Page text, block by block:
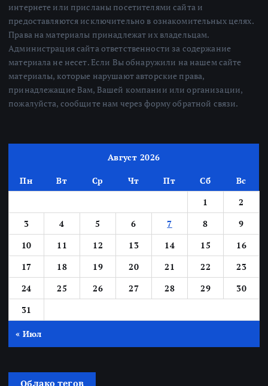
интернете или присланы посетителями сайта и
предоставляются исключительно в ознакомительных целях.
Права на материалы принадлежат их владельцам.
Администрация сайта ответственности за содержание
материала не несет. Если Вы обнаружили на нашем сайте
материалы, которые нарушают авторские права,
принадлежащие Вам, Вашей компании или организации,
пожалуйста, сообщите нам через форму обратной связи.
Август 2026
Пн Вт Ср Чт Пт Сб
Вс
1
2
3
4 5 6 7 8
9
10
11 12 13 14 15
16
17
18 19 20 21 22
23
24
25 26 27 28 29
30
31
« Июл
Облако тегов